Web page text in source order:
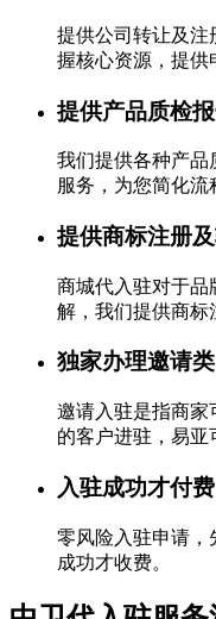
提供公司转让及注
握核心资源，提供
提供产品质检
我们提供各种产品
服务，为您简化流
提供商标注册
商城代入驻对于品
解，我们提供商标
独家办理邀请
邀请入驻是指商家
的客户进驻，易亚
入驻成功才付费
零风险入驻申请，
成功才收费。